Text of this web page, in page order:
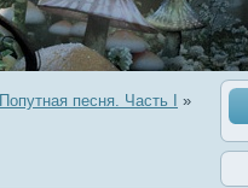
Попутная песня. Часть I »